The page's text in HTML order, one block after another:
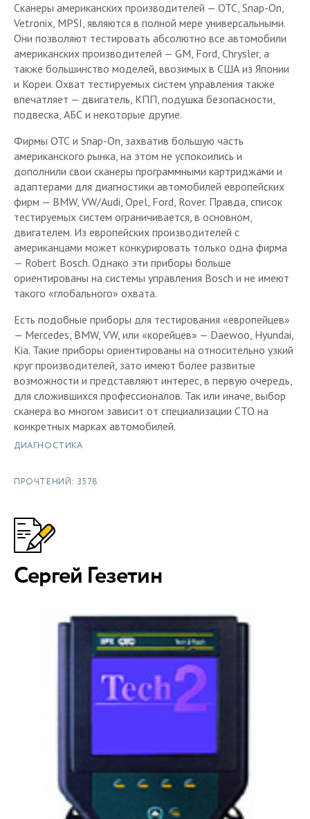
Сканеры американских производителей — ОТС, Snap-On,
Vetronix, MPSI, являются в полной мере универсальными.
Они позволяют тестировать абсолютно все автомобили
американских производителей — GM, Ford, Chrysler, а
также большинство моделей, ввозимых в США из Японии
и Кореи. Охват тестируемых систем управления также
впечатляет — двигатель, КПП, подушка безопасности,
подвеска, АБС и некоторые другие.
Фирмы ОТС и Snap-On, захватив большую часть
американского рынка, на этом не успокоились и
дополнили свои сканеры программными картриджами и
адаптерами для диагностики автомобилей европейских
фирм — BMW, VW/Audi, Opel, Ford, Rover. Правда, список
тестируемых систем ограничивается, в основном,
двигателем. Из европейских производителей с
американцами может конкурировать только одна фирма
— Robert Bosch. Однако эти приборы больше
ориентированы на системы управления Bosch и не имеют
такого «глобального» охвата.
Есть подобные приборы для тестирования «европейцев»
— Mercedes, BMW, VW, или «корейцев» — Daewoo, Hyundai,
Kia. Такие приборы ориентированы на относительно узкий
круг производителей, зато имеют более развитые
возможности и представляют интерес, в первую очередь,
для сложившихся профессионалов. Так или иначе, выбор
сканера во многом зависит от специализации СТО на
конкретных марках автомобилей.
ДИАГНОСТИКА
ПРОЧТЕНИЙ: 3578
Сергей Гезетин